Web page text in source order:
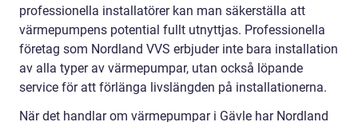
professionella installatörer kan man säkerställa att
värmepumpens potential fullt utnyttjas. Professionella
företag som Nordland VVS erbjuder inte bara installation
av alla typer av värmepumpar, utan också löpande
service för att förlänga livslängden på installationerna.
När det handlar om värmepumpar i Gävle har Nordland